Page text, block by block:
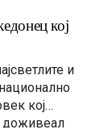
кој
и
кој
доживеал